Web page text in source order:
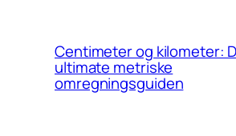
Centimeter og kilometer:
ultimate metriske
omregningsguiden